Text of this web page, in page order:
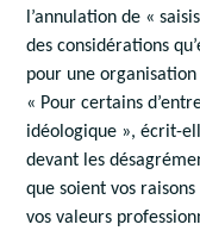
l’annulation de «
des considérations
pour une
« Pour certains
idéologique », écrit-
devant les
que soient vos
vos valeurs